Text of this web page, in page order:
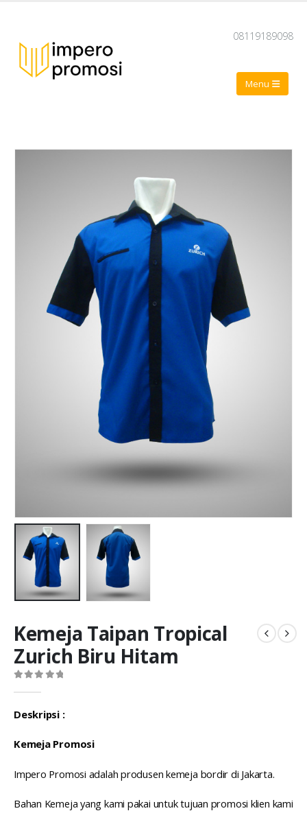
08119189098
Kemeja Taipan Tropical
Zurich Biru Hitam
Deskripsi :
Kemeja Promosi
Impero Promosi adalah produsen kemeja bordir di Jakarta.
Bahan Kemeja yang kami pakai untuk tujuan promosi klien kami